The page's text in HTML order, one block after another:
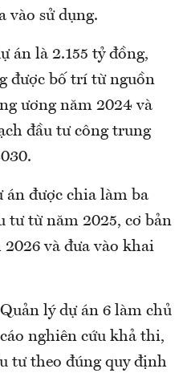
vào sử dụng.
án là 2.155 tỷ đồng,
được bố trí từ nguồn
ương năm 2024 và
đầu tư công trung
được chia làm ba
tư từ năm 2025, cơ bản
và đưa vào khai
lý dự án 6 làm chủ
nghiên cứu khả thi,
tư theo đúng quy định